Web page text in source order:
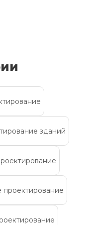
зданий
проектирование